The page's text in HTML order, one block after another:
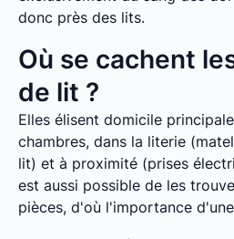
donc près des lits.
Où se cachent
de lit ?
Elles élisent domicile
chambres, dans la literie
lit) et à proximité (prises
est aussi possible de les
pièces, d'où l'importance